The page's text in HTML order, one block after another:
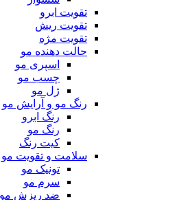
تقویت ابرو
تقویت ریش
تقویت مژه
حالت دهنده مو
اسپری مو
چسب مو
ژل مو
رنگ مو و آرایش مو
رنگ ابرو
رنگ مو
کیت رنگ
سلامت و تقویت مو
تونیک مو
سرم مو
ضد ریزش مو